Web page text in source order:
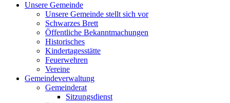
Unsere Gemeinde
Unsere Gemeinde stellt sich vor
Schwarzes Brett
Öffentliche Bekanntmachungen
Historisches
Kindertagesstätte
Feuerwehren
Vereine
Gemeindeverwaltung
Gemeinderat
Sitzungsdienst